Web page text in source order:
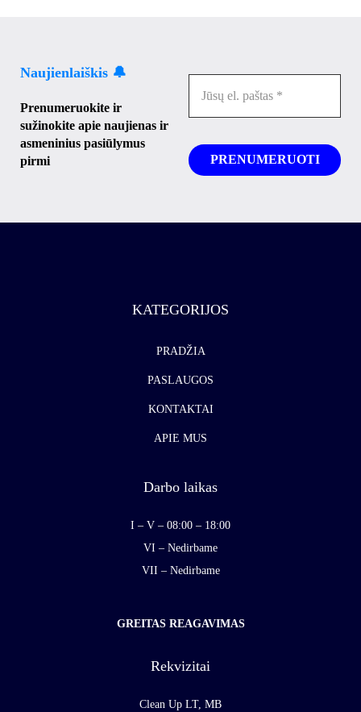
Naujienlaiškis 🔔
Prenumeruokite ir
sužinokite apie naujienas ir
asmeninius pasiūlymus
pirmi
KATEGORIJOS
PRADŽIA
PASLAUGOS
KONTAKTAI
APIE MUS
Darbo laikas
I – V – 08:00 – 18:00
VI – Nedirbame
VII – Nedirbame
GREITAS REAGAVIMAS
Rekvizitai
Clean Up LT, MB